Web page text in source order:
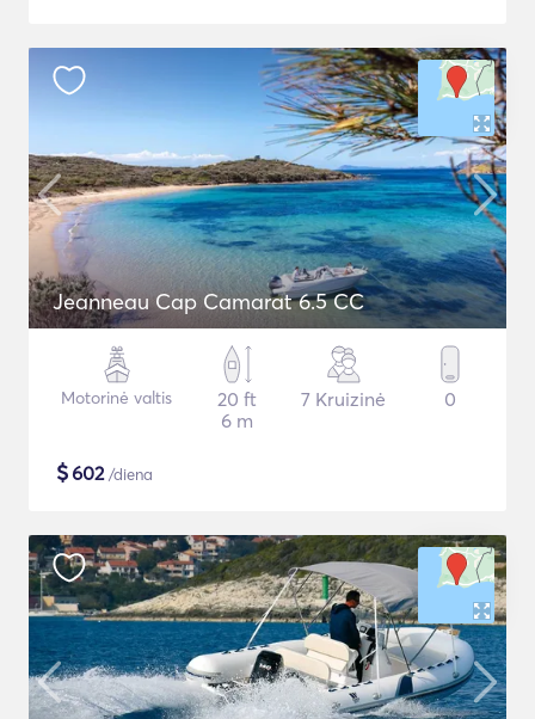
Jeanneau Cap Camarat 6.5 CC
Motorinė valtis
20 ft
6 m
7 Kruizinė 0
$602/diena